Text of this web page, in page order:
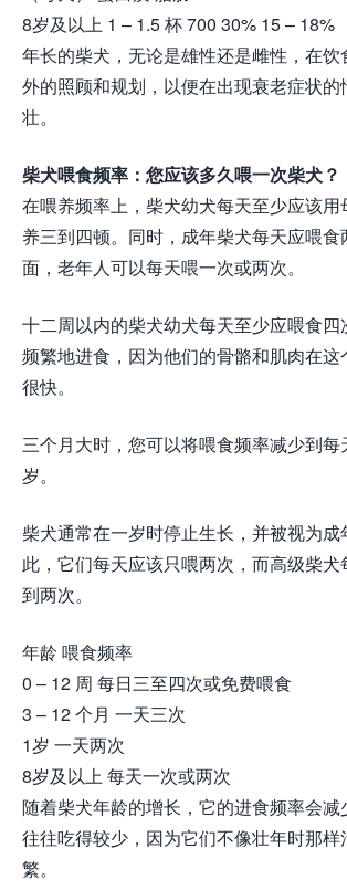
8岁及以上 1 – 1.5 杯 700 30% 15 – 18%
年长的柴犬，无论是雄性还是雌性，在
外的照顾和规划，以便在出现衰老症状的
壮。
柴犬喂食频率：您应该多久喂一次柴犬？
在喂养频率上，柴犬幼犬每天至少应该用
养三到四顿。同时，成年柴犬每天应喂
面，老年人可以每天喂一次或两次。
十二周以内的柴犬幼犬每天至少应喂食四
频繁地进食，因为他们的骨骼和肌肉在
很快。
三个月大时，您可以将喂食频率减少到每
岁。
柴犬通常在一岁时停止生长，并被视为成
此，它们每天应该只喂两次，而高级柴犬
到两次。
年龄 喂食频率
0 – 12 周 每日三至四次或免费喂食
3 – 12 个月 一天三次
1岁 一天两次
8岁及以上 每天一次或两次
随着柴犬年龄的增长，它的进食频率会减
往往吃得较少，因为它们不像壮年时那样
繁。